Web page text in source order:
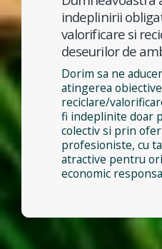
indeplinirii
valorificare si
deseurilor de
Dorim sa ne
atingerea
reciclare/
fi indeplinite doar
colectiv si prin
profesioniste, cu
atractive pentru
economic